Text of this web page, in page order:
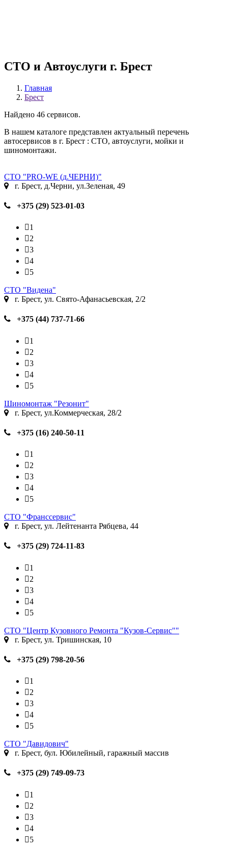
СТО и Автоуслуги г. Брест
Главная
Брест
Найдено 46 сервисов.
В нашем каталоге представлен актуальный перечень
автосервисов в г. Брест : СТО, автоуслуги, мойки и
шиномонтажи.
СТО "PRO-WE (д.ЧЕРНИ)"
г. Брест, д.Черни, ул.Зеленая, 49
+375 (29) 523-01-03
1
2
3
4
5
СТО "Видена"
г. Брест, ул. Свято-Афанасьевская, 2/2
+375 (44) 737-71-66
1
2
3
4
5
Шиномонтаж "Резонит"
г. Брест, ул.Коммерческая, 28/2
+375 (16) 240-50-11
1
2
3
4
5
СТО "Франссервис"
г. Брест, ул. Лейтенанта Рябцева, 44
+375 (29) 724-11-83
1
2
3
4
5
СТО "Центр Кузовного Ремонта "Кузов-Сервис""
г. Брест, ул. Тришинская, 10
+375 (29) 798-20-56
1
2
3
4
5
СТО "Давидович"
г. Брест, бул. Юбилейный, гаражный массив
+375 (29) 749-09-73
1
2
3
4
5